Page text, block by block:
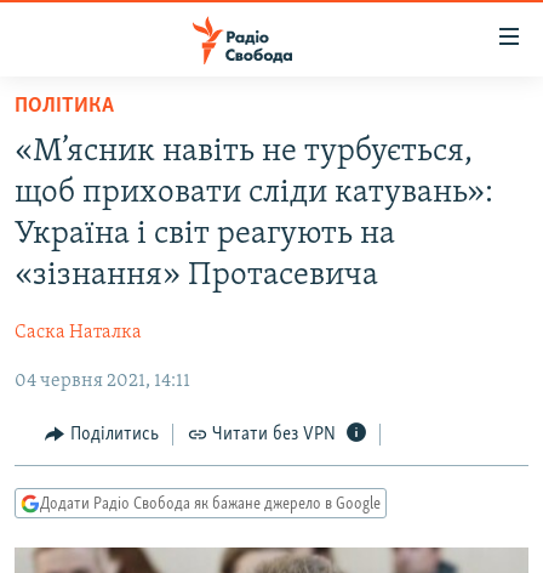
Перейти
основного
матеріалу
Перейти
до
основної
Перейти
до
РАДІО СВОБОДА – 70 РОКІВ
ВСЕ ЗА ДОБУ
СТАТТІ
ПОЛІТИКА
КУЛЬТУРА
СПОРТ
СВІТ
ВІЙНА
КРИМ.РЕАЛІЇ
ТИ ЯК?
КИТАЙ.ВИКЛИКИ
МУЛЬТИМЕДІА
ПОЛІТИКА
«М’ясник навіть не турбується,
щоб приховати сліди катувань»:
Україна і світ реагують на
«зізнання» Протасевича
Саска Наталка
04 червня 2021, 14:11
Поділитись Читати без VPN
Додати Радіо Свобода як бажане джерело в Google